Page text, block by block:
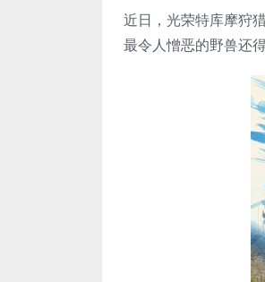
近日，光荣特库摩狩
最令人憎恶的野兽还